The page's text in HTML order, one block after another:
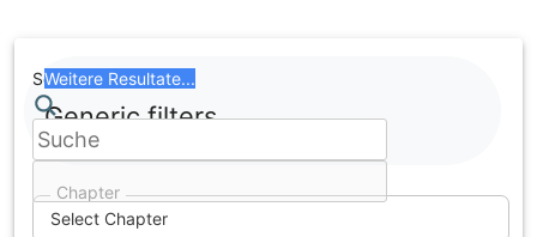
to
content
Chapter
Select Chapter
Search
Weitere Resultate...
Generic filters